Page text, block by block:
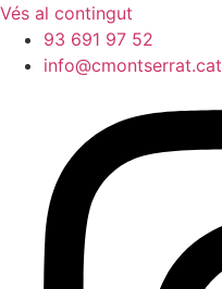
Vés al contingut
93 691 97 52
info@cmontserrat.cat